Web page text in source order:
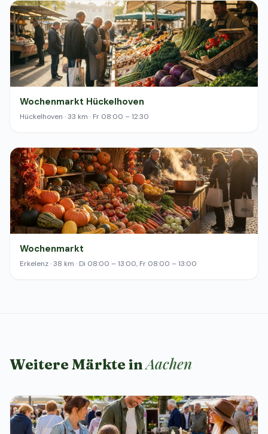
Wochenmarkt Hückelhoven
Hückelhoven · 33 km · Fr 08:00 – 12:30
Wochenmarkt
Erkelenz · 38 km · Di 08:00 – 13:00, Fr 08:00 – 13:00
Weitere Märkte inAachen